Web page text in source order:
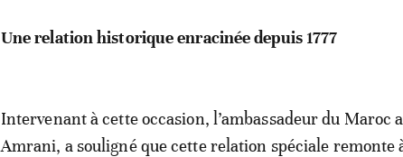
Une relation historique enracinée depuis 1777
Intervenant à cette occasion, l’ambassadeur du Maroc
Amrani, a souligné que cette relation spéciale remonte